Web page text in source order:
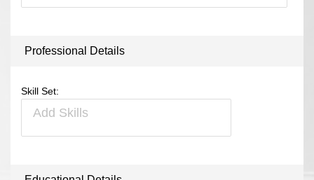
Professional Details
Skill Set: